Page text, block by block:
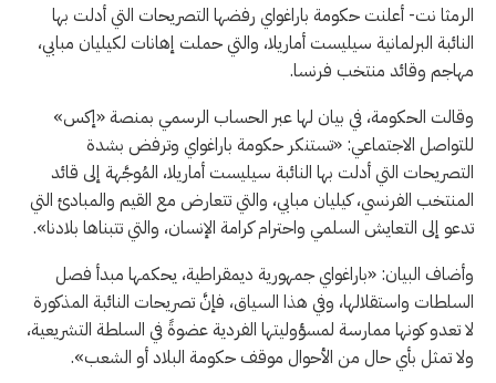
الرمثا نت- أعلنت حكومة باراغواي رفضها التصريحات التي أدلت بها
النائبة البرلمانية سيليست أماريلا، والتي حملت إهانات لكيليان مبابي،
مهاجم وقائد منتخب فرنسا.
وقالت الحكومة، في بيان لها عبر الحساب الرسمي بمنصة «إكس»
للتواصل الاجتماعي: «تستنكر حكومة باراغواي وترفض بشدة
التصريحات التي أدلت بها النائبة سيليست أماريلا، المُوجَّهة إلى قائد
المنتخب الفرنسي، كيليان مبابي، والتي تتعارض مع القيم والمبادئ التي
تدعو إلى التعايش السلمي واحترام كرامة الإنسان، والتي تتبناها بلادنا».
وأضاف البيان: «باراغواي جمهورية ديمقراطية، يحكمها مبدأ فصل
السلطات واستقلالها، وفي هذا السياق، فإنَّ تصريحات النائبة المذكورة
لا تعدو كونها ممارسة لمسؤوليتها الفردية عضوةً في السلطة التشريعية،
ولا تمثل بأي حال من الأحوال موقف حكومة البلاد أو الشعب».